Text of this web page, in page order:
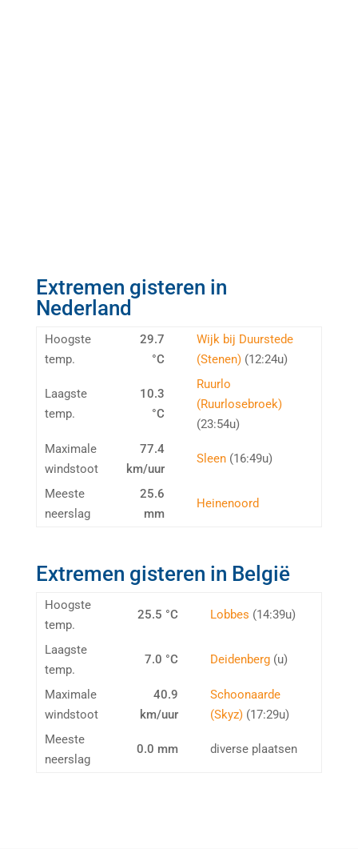
Extremen gisteren in
Nederland
Hoogste
temp.
29.7
°C
Wijk bij Duurstede
(Stenen)(12:24u)
Laagste
temp.
10.3
°C
Ruurlo
(Ruurlosebroek)
(23:54u)
Maximale
windstoot
77.4
km/uur
Sleen(16:49u)
Meeste
neerslag
25.6
mm
Heinenoord
Extremen gisteren in België
Hoogste
temp.
25.5 °C Lobbes (14:39u)
Laagste
temp.
7.0 °C Deidenberg(u)
Maximale
windstoot
40.9
km/uur
Schoonaarde
(Skyz)(17:29u)
Meeste
neerslag
0.0 mm diverse plaatsen